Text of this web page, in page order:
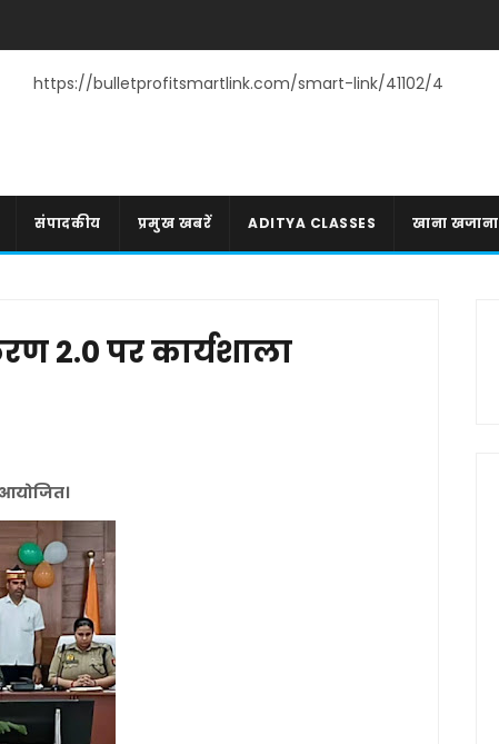
https://bulletprofitsmartlink.com/smart-link/41102/4
संपादकीय प्रमुख खबरें ADITYA CLASSES खाना खजाना
2.0 पर कार्यशाला